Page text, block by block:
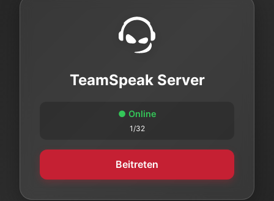
TeamSpeak Server
● Online
1/32
Beitreten